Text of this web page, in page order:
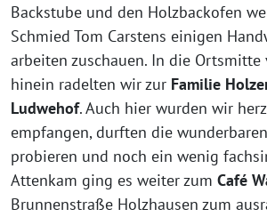
Backstube und den Holzbackofen
Schmied Tom Carstens einigen
arbeiten zuschauen. In die
hinein radelten wir zur Familie
Ludwehof. Auch hier wurden wir
empfangen, durften die
probieren und noch ein wenig
Attenkam ging es weiter zum Café
Brunnenstraße Holzhausen zum